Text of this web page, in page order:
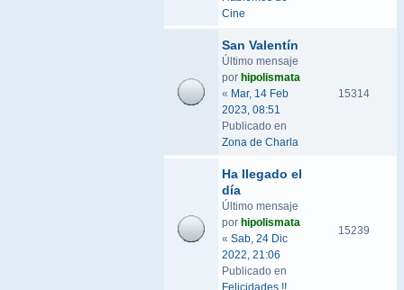
Cine
San Valentín
Último mensaje
por hipolismata
« Mar, 14 Feb
2023, 08:51
Publicado en
Zona de Charla
15314
Ha llegado el
día
Último mensaje
por hipolismata
« Sab, 24 Dic
2022, 21:06
Publicado en
Felicidades !!
15239